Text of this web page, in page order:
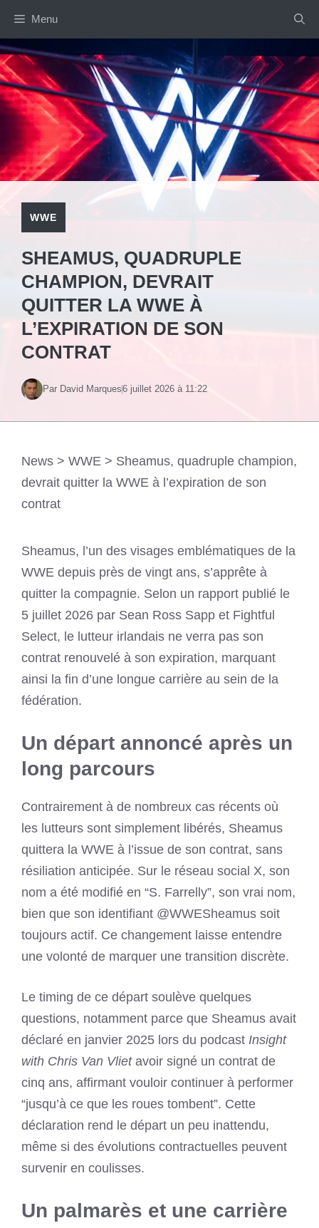
contenu
Menu
WWE
SHEAMUS, QUADRUPLE
CHAMPION, DEVRAIT
QUITTER LA WWE À
L’EXPIRATION DE SON
CONTRAT
Par David Marques6 juillet 2026 à 11:22
News > WWE > Sheamus, quadruple champion,
devrait quitter la WWE à l’expiration de son
contrat
Sheamus, l’un des visages emblématiques de la
WWE depuis près de vingt ans, s’apprête à
quitter la compagnie. Selon un rapport publié le
5 juillet 2026 par Sean Ross Sapp et Fightful
Select, le lutteur irlandais ne verra pas son
contrat renouvelé à son expiration, marquant
ainsi la fin d’une longue carrière au sein de la
fédération.
Un départ annoncé après un
long parcours
Contrairement à de nombreux cas récents où
les lutteurs sont simplement libérés, Sheamus
quittera la WWE à l’issue de son contrat, sans
résiliation anticipée. Sur le réseau social X, son
nom a été modifié en “S. Farrelly”, son vrai nom,
bien que son identifiant @WWESheamus soit
toujours actif. Ce changement laisse entendre
une volonté de marquer une transition discrète.
Le timing de ce départ soulève quelques
questions, notamment parce que Sheamus avait
déclaré en janvier 2025 lors du podcast Insight
with Chris Van Vlietavoir signé un contrat de
cinq ans, affirmant vouloir continuer à performer
“jusqu’à ce que les roues tombent”. Cette
déclaration rend le départ un peu inattendu,
même si des évolutions contractuelles peuvent
survenir en coulisses.
Un palmarès et une carrière